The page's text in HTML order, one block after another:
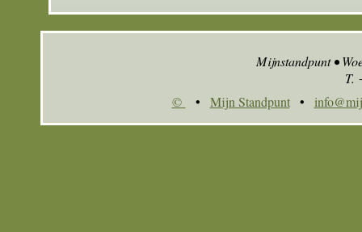
Mijnstandpunt •
T.
©
• Mijn Standpunt •